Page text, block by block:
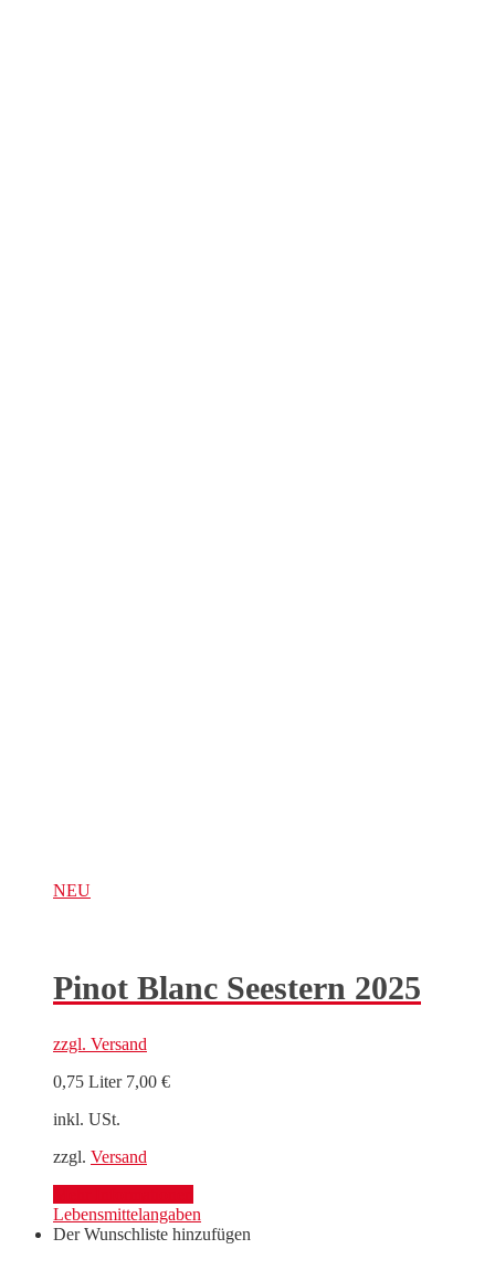
NEU
Pinot Blanc Seestern 2025
zzgl. Versand
0,75 Liter 7,00 €
inkl. USt.
zzgl. Versand
Lebensmittelangaben
Der Wunschliste hinzufügen